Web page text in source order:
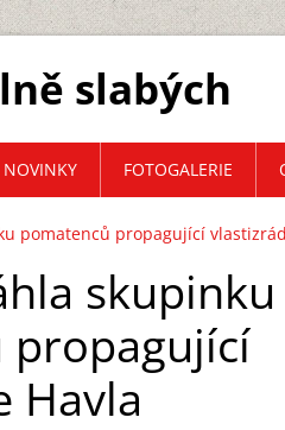
slabých
pomatenců propagující
skupinku
propagující
Havla
NOVINKY FOTOGALERIE